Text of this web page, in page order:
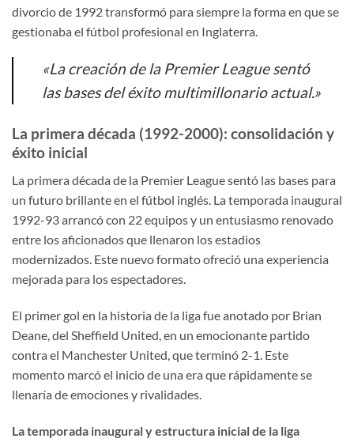
divorcio de 1992 transformó para siempre la forma en que se
gestionaba el fútbol profesional en Inglaterra.
«La creación de la Premier League sentó
las bases del éxito multimillonario actual.»
La primera década (1992-2000): consolidación y
éxito inicial
La primera década de la Premier League sentó las bases para
un futuro brillante en el fútbol inglés. La temporada inaugural
1992-93 arrancó con 22 equipos y un entusiasmo renovado
entre los aficionados que llenaron los estadios
modernizados. Este nuevo formato ofreció una experiencia
mejorada para los espectadores.
El primer gol en la historia de la liga fue anotado por Brian
Deane, del Sheffield United, en un emocionante partido
contra el Manchester United, que terminó 2-1. Este
momento marcó el inicio de una era que rápidamente se
llenaría de emociones y rivalidades.
La temporada inaugural y estructura inicial de la liga